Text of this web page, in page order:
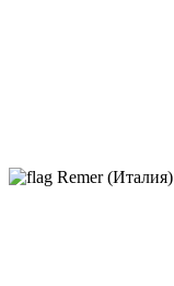
Remer (Италия)